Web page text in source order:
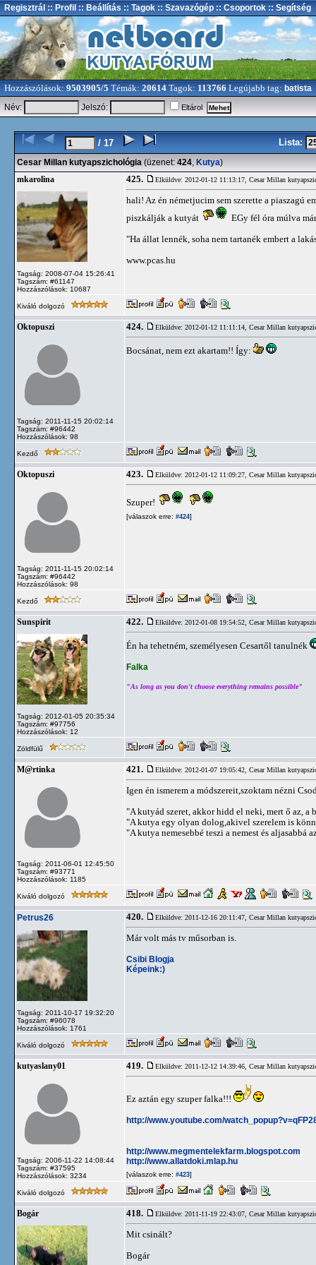
Regisztrál :: Profil :: Beállítás :: Tagok :: Szavazógép :: Csoportok :: Segítség
Hozzászólások: 9503905/5 Témák: 20614 Tagok: 113766 Legújabb tag: batista
Név: Jelszó: Eltárol
/ 17 Lista:
Cesar Millan kutyapszichológia (üzenet: 424, Kutya)
mkarolina
Tagság: 2008-07-04 15:26:41
Tagszám: #61147
Hozzászólások: 10687
425. Elküldve: 2012-01-12 11:13:17, Cesar Millan
hali! Az én németjucim sem szerette a piaszagú
piszkálják a kutyát
EGy fél óra múlva
"Ha állat lennék, soha nem tartanék embert a
www.pcas.hu
Kiváló dolgozó
Oktopuszi
Tagság: 2011-11-15 20:02:14
Tagszám: #96442
Hozzászólások: 98
424. Elküldve: 2012-01-12 11:11:14, Cesar Millan
Bocsánat, nem ezt akartam!! Így:
Kezdő
Oktopuszi
Tagság: 2011-11-15 20:02:14
Tagszám: #96442
Hozzászólások: 98
423. Elküldve: 2012-01-12 11:09:27, Cesar Millan
Szuper!
[válaszok erre: #424]
Kezdő
Sunspirit
Tagság: 2012-01-05 20:35:34
Tagszám: #97756
Hozzászólások: 12
422. Elküldve: 2012-01-08 19:54:52, Cesar Millan
Én ha tehetném, személyesen Cesartől tanulnék
Falka
"As long as you don't choose everything remains possible"
Zöldfülű
M@rtinka
Tagság: 2011-06-01 12:45:50
Tagszám: #93771
Hozzászólások: 1185
421. Elküldve: 2012-01-07 19:05:42, Cesar Millan
Igen én ismerem a módszereit,szoktam nézni
"A kutyád szeret, akkor hidd el neki, mert ő az, a
"A kutya egy olyan dolog,akivel szerelem is
"A kutya nemesebbé teszi a nemest és aljasabbá
Kiváló dolgozó
Petrus26
Tagság: 2011-10-17 19:32:20
Tagszám: #96078
Hozzászólások: 1761
420. Elküldve: 2011-12-16 20:11:47, Cesar Millan
Már volt más tv műsorban is.
Csibi Blogja
Képeink:)
Kiváló dolgozó
kutyaslany01
Tagság: 2006-11-22 14:08:44
Tagszám: #37595
Hozzászólások: 3234
419. Elküldve: 2011-12-12 14:39:46, Cesar Millan
Ez aztán egy szuper falka!!!
http://www.youtube.com/
http://www.megmentelekfarm.blogspot.com
http://www.allatdoki.mlap.hu
[válaszok erre: #423]
Kiváló dolgozó
Bogár 418. Elküldve: 2011-11-19 22:43:07, Cesar Millan
Mit csinált?
Bogár